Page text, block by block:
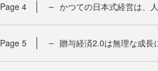
Page 4 かつての日本式経営は、
Page 5 贈与経済2.0は無理な成長